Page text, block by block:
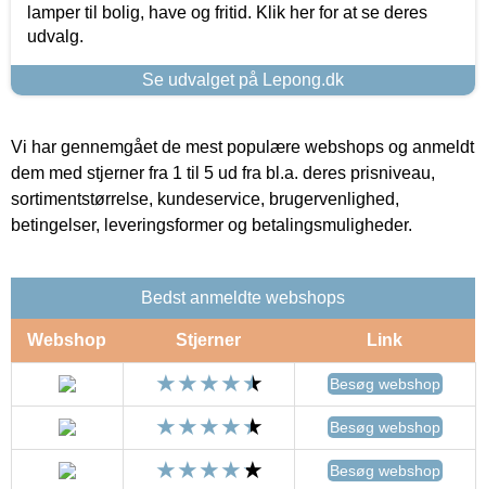
lamper til bolig, have og fritid. Klik her for at se deres
udvalg.
Se udvalget på Lepong.dk
Vi har gennemgået de mest populære webshops og anmeldt
dem med stjerner fra 1 til 5 ud fra bl.a. deres prisniveau,
sortimentstørrelse, kundeservice, brugervenlighed,
betingelser, leveringsformer og betalingsmuligheder.
Bedst anmeldte webshops
Webshop Stjerner Link
Besøg webshop
Besøg webshop
Besøg webshop